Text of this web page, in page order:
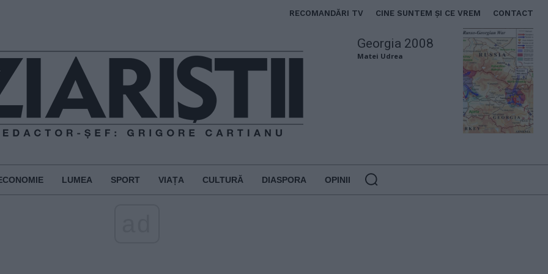
RECOMANDĂRI TV CINE SUNTEM ȘI CE VREM CONTACT
Georgia 2008
Matei Udrea
LUMEA SPORT VIAȚA CULTURĂ DIASPORA OPINII